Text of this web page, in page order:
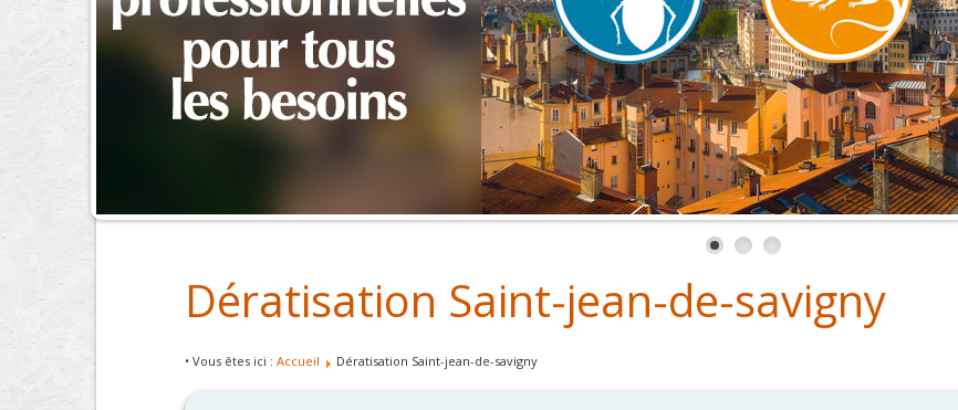
Dératisation Saint-jean-de-savigny
• Vous êtes ici : Accueil Dératisation Saint-jean-de-savigny